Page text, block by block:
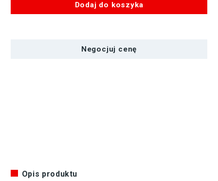
Dodaj do koszyka
Negocjuj cenę
Opis produktu